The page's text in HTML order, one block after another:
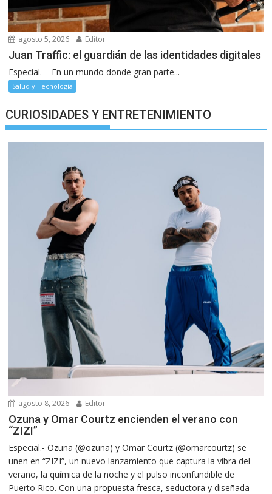
agosto 5, 2026 Editor
Juan Traffic: el guardián de las identidades digitales
Especial. – En un mundo donde gran parte...
Salud y Tecnología
CURIOSIDADES Y ENTRETENIMIENTO
agosto 8, 2026 Editor
Ozuna y Omar Courtz encienden el verano con
“ZIZI”
Especial.- Ozuna (@ozuna) y Omar Courtz (@omarcourtz) se
unen en “ZIZI”, un nuevo lanzamiento que captura la vibra del
verano, la química de la noche y el pulso inconfundible de
Puerto Rico. Con una propuesta fresca, seductora y diseñada